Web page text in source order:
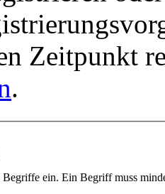
Zeitpunkt
.
Begriffe ein. Ein Begriff muss